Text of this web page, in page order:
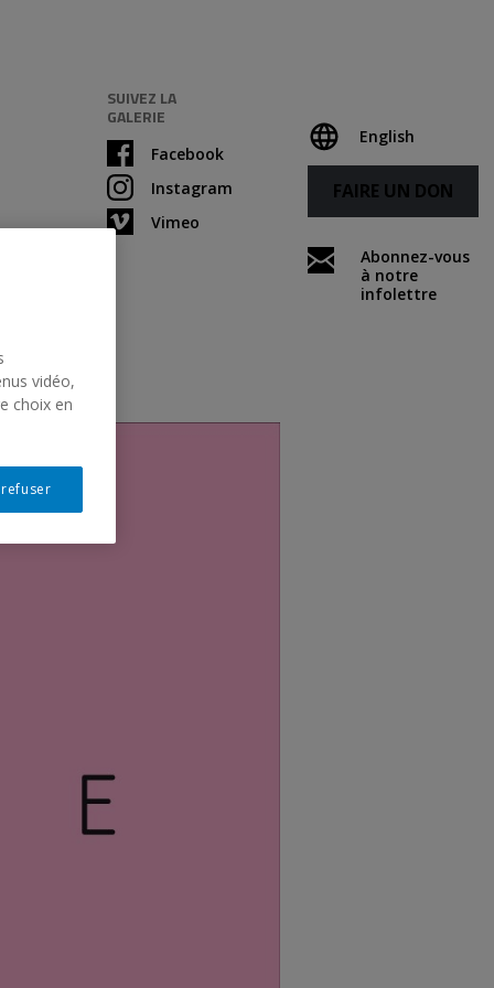
SUIVEZ LA
GALERIE
Facebook
Instagram
Vimeo
English
FAIRE UN DON
Abonnez-vous
à notre
infolettre
vidéo,
choix en